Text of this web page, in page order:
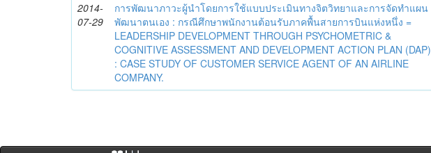
2014-
07-29
การพัฒนาภาวะผู้นำโดยการใช้แบบประเมินทางจิตวิทยาและการจัดทำแผน
พัฒนาตนเอง : กรณีศึกษาพนักงานต้อนรับภาคพื้นสายการบินแห่งหนึ่ง =
LEADERSHIP DEVELOPMENT THROUGH PSYCHOMETRIC &
COGNITIVE ASSESSMENT AND DEVELOPMENT ACTION PLAN (DAP)
: CASE STUDY OF CUSTOMER SERVICE AGENT OF AN AIRLINE
COMPANY.